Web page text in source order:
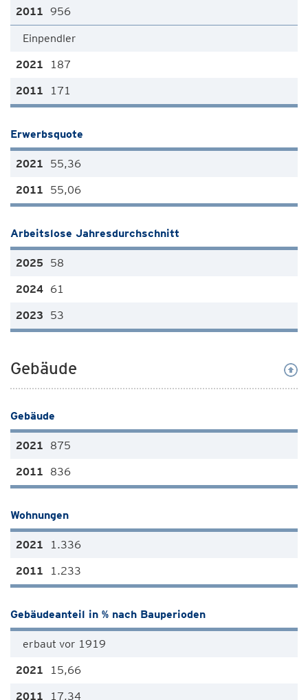
956
Einpendler
187
171
Erwerbsquote
55,36
55,06
Arbeitslose Jahresdurchschnitt
58
61
53
Gebäude
Gebäude
875
836
Wohnungen
1.336
1.233
Gebäudeanteil in % nach Bauperioden
erbaut vor 1919
15,66
17,34